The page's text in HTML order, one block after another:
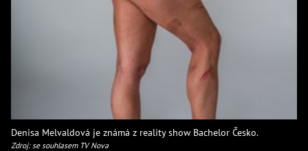
Denisa Melvaldová je známá z reality show Bachelor Česko.
Zdroj: se souhlasem TV Nova